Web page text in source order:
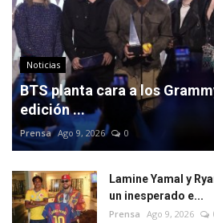
Noticias
BTS planta cara a los
edición ...
Prensa Ago 9, 2026 0
Lamine Yamal y
un inesperado e...
Prensa Ago 9, 2026